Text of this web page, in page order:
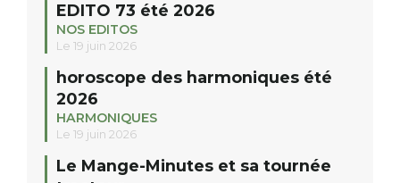
EDITO 73 été 2026
NOS EDITOS
Le 19 juin 2026
horoscope des harmoniques été
2026
HARMONIQUES
Le 19 juin 2026
Le Mange-Minutes et sa tournée